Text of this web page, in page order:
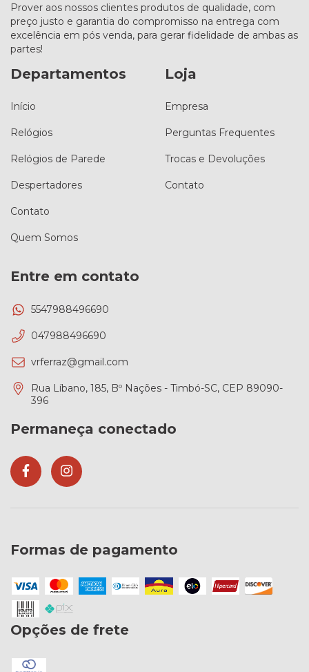
Prover aos nossos clientes produtos de qualidade, com
preço justo e garantia do compromisso na entrega com
excelência em pós venda, para gerar fidelidade de ambas as
partes!
Departamentos
Início
Relógios
Relógios de Parede
Despertadores
Contato
Quem Somos
Loja
Empresa
Perguntas Frequentes
Trocas e Devoluções
Contato
Entre em contato
5547988496690
047988496690
vrferraz@gmail.com
Rua Líbano, 185, Bº Nações - Timbó-SC, CEP 89090-
396
Permaneça conectado
Formas de pagamento
Opções de frete